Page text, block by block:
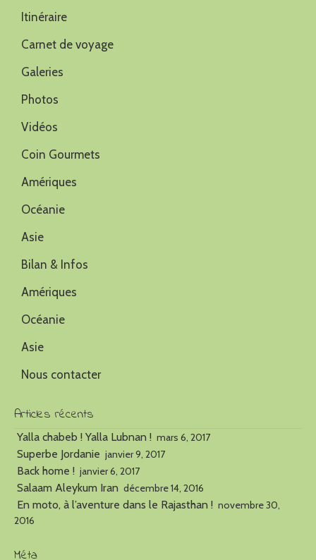
Itinéraire
Carnet de voyage
Galeries
Photos
Vidéos
Coin Gourmets
Amériques
Océanie
Asie
Bilan & Infos
Amériques
Océanie
Asie
Nous contacter
Articles récents
Yalla chabeb ! Yalla Lubnan ! mars 6, 2017
Superbe Jordanie janvier 9, 2017
Back home ! janvier 6, 2017
Salaam Aleykum Iran décembre 14, 2016
En moto, à l’aventure dans le Rajasthan ! novembre 30,
2016
Méta